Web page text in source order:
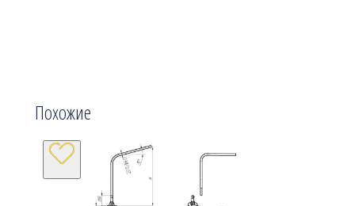
Похожие